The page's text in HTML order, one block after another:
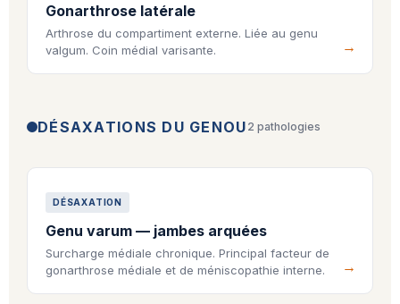
Gonarthrose latérale
Arthrose du compartiment externe. Liée au genu
valgum. Coin médial varisante.
DÉSAXATIONS DU GENOU 2 pathologies
DÉSAXATION
Genu varum — jambes arquées
Surcharge médiale chronique. Principal facteur de
gonarthrose médiale et de méniscopathie interne.